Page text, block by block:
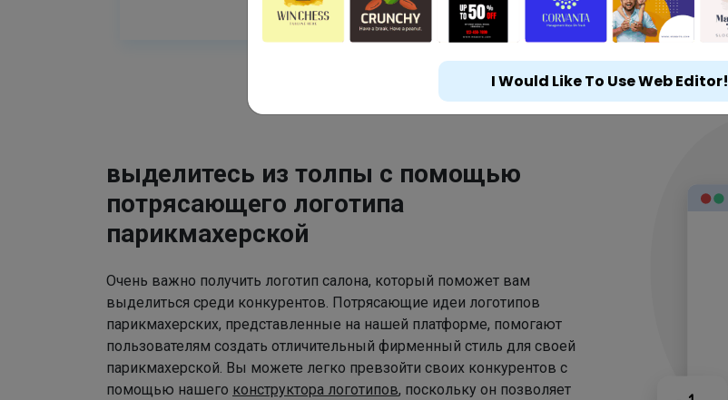
выделитесь из толпы с помощью
потрясающего логотипа
парикмахерской
Очень важно получить логотип салона, который поможет вам
выделиться среди конкурентов. Потрясающие идеи логотипов
парикмахерских, представленные на нашей платформе, помогают
пользователям создать отличительный фирменный стиль для своей
парикмахерской. Вы можете легко превзойти своих конкурентов с
помощью нашего конструктора логотипов, поскольку он позволяет
I Would Like To Use Web Editor!